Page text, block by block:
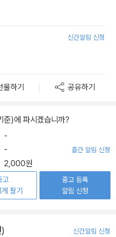
신간알림 신청
물하기 공유하기
준)에 파시겠습니까?
-
- 출간 알림 신청
2,000원
고
팔기
중고 등록
알림 신청
신간알림 신청